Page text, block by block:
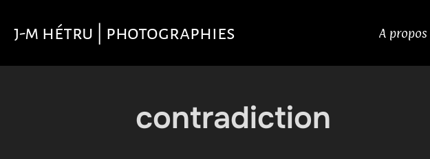
contenu
j-m hétru | photographies A propos
contradiction